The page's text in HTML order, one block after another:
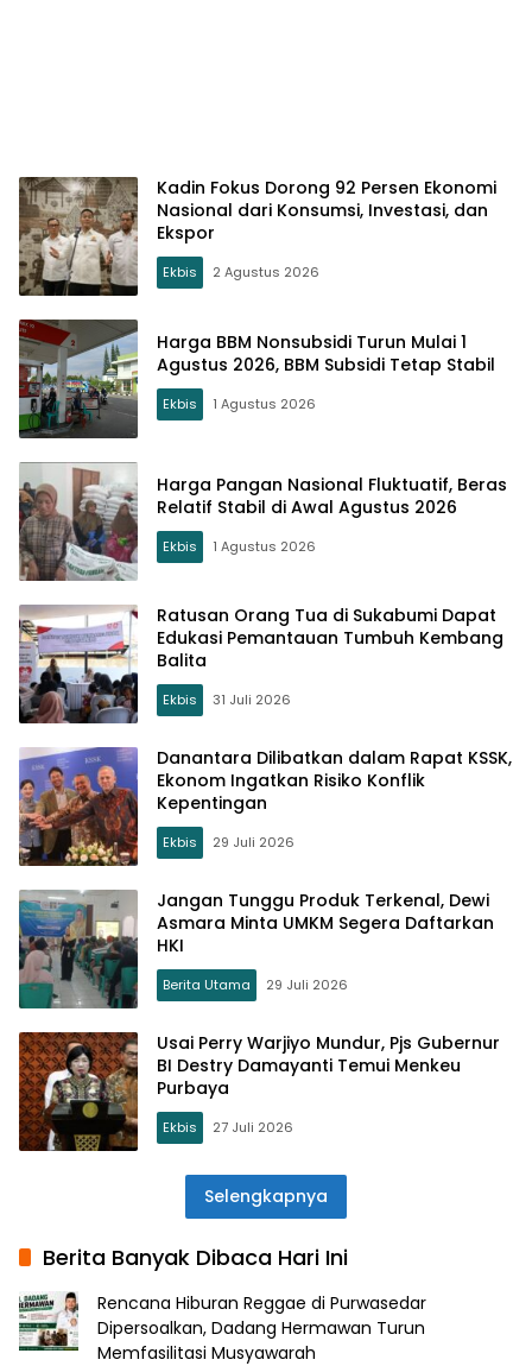
Kadin Fokus Dorong 92 Persen Ekonomi
Nasional dari Konsumsi, Investasi, dan
Ekspor
Ekbis 2 Agustus 2026
Harga BBM Nonsubsidi Turun Mulai 1
Agustus 2026, BBM Subsidi Tetap Stabil
Ekbis 1 Agustus 2026
Harga Pangan Nasional Fluktuatif, Beras
Relatif Stabil di Awal Agustus 2026
Ekbis 1 Agustus 2026
Ratusan Orang Tua di Sukabumi Dapat
Edukasi Pemantauan Tumbuh Kembang
Balita
Ekbis 31 Juli 2026
Danantara Dilibatkan dalam Rapat KSSK,
Ekonom Ingatkan Risiko Konflik
Kepentingan
Ekbis 29 Juli 2026
Jangan Tunggu Produk Terkenal, Dewi
Asmara Minta UMKM Segera Daftarkan
HKI
Berita Utama 29 Juli 2026
Usai Perry Warjiyo Mundur, Pjs Gubernur
BI Destry Damayanti Temui Menkeu
Purbaya
Ekbis 27 Juli 2026
Selengkapnya
Berita Banyak Dibaca Hari Ini
Rencana Hiburan Reggae di Purwasedar
Dipersoalkan, Dadang Hermawan Turun
Memfasilitasi Musyawarah